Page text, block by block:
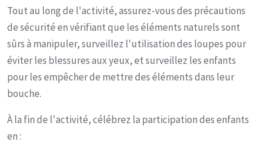
Tout au long de l'activité, assurez-vous des précautions
de sécurité en vérifiant que les éléments naturels sont
sûrs à manipuler, surveillez l'utilisation des loupes pour
éviter les blessures aux yeux, et surveillez les enfants
pour les empêcher de mettre des éléments dans leur
bouche.
À la fin de l'activité, célébrez la participation des enfants
en :